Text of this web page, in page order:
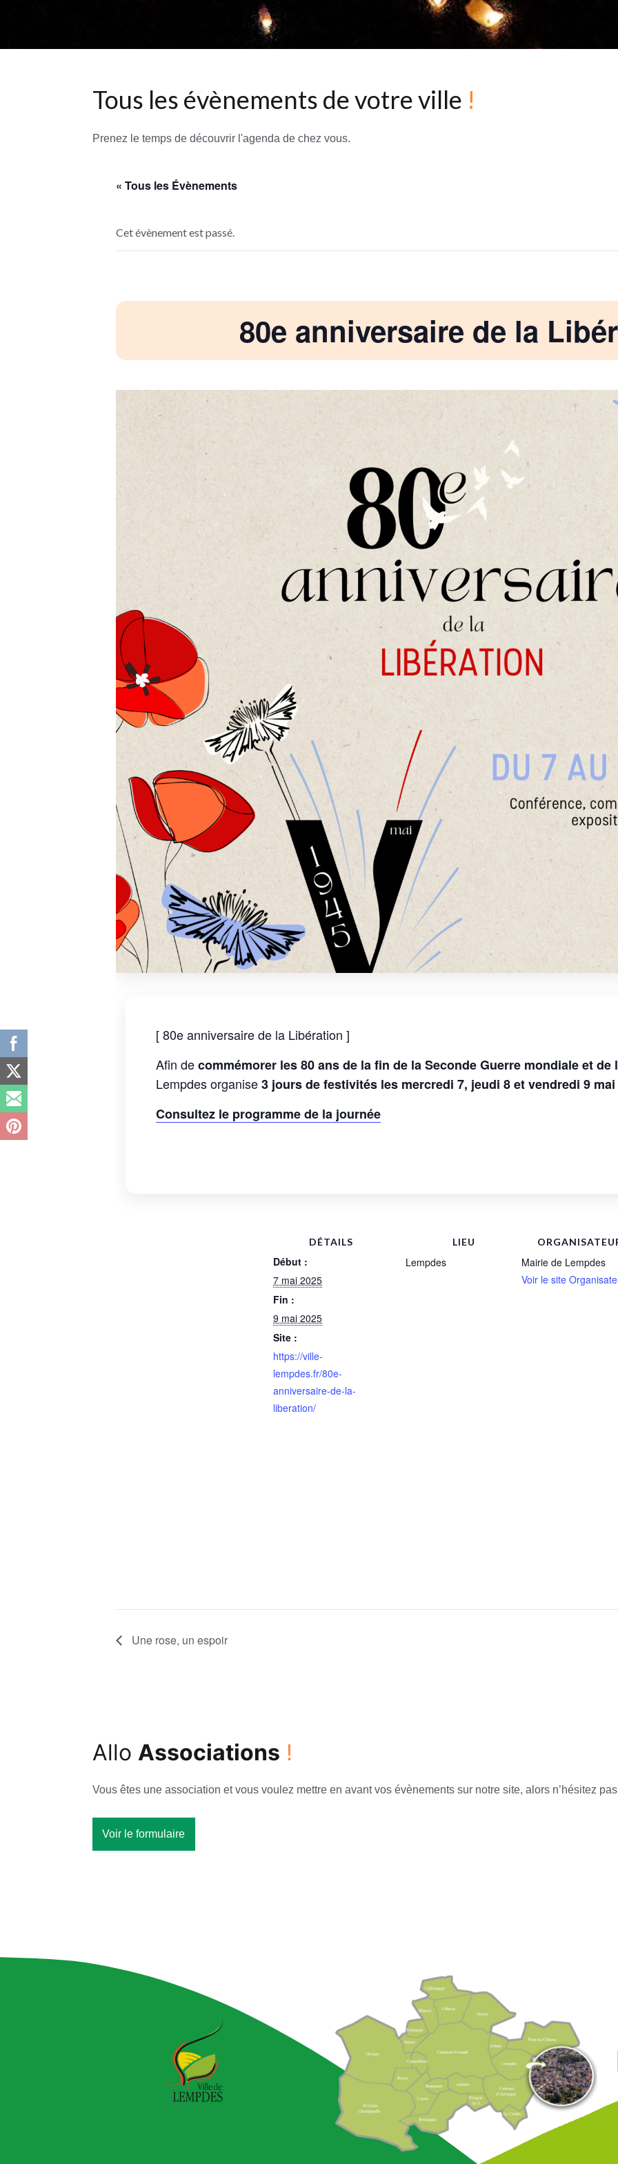
Tous les évènements de votre ville !
Prenez le temps de découvrir l'agenda de chez vous.
« Tous les Évènements
Cet évènement est passé.
80e anniversaire de la
[ 80e anniversaire de la Libération ]
Afin decommémorer les 80 ans de la fin de la Seconde Guerre mondiale et de
Lempdes organise3 jours de festivités les mercredi 7, jeudi 8 et vendredi 9 mai
Consultez le programme de la journée
DÉTAILS
Début :
7 mai 2025
Fin :
9 mai 2025
Site :
https://ville-
lempdes.fr/80e-
anniversaire-de-la-
liberation/
LIEU
Lempdes
Mairie de Lempdes
Voir le site
Une rose, un espoir
Allo Associations !
Vous êtes une association et vous voulez mettre en avant vos évènements sur notre site, alors n’hésitez
Voir le formulaire